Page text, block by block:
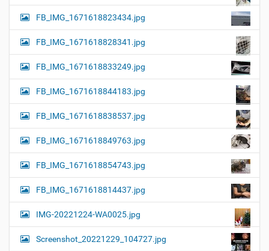
FB_IMG_1671618823434.jpg
FB_IMG_1671618828341.jpg
FB_IMG_1671618833249.jpg
FB_IMG_1671618844183.jpg
FB_IMG_1671618838537.jpg
FB_IMG_1671618849763.jpg
FB_IMG_1671618854743.jpg
FB_IMG_1671618814437.jpg
IMG-20221224-WA0025.jpg
Screenshot_20221229_104727.jpg